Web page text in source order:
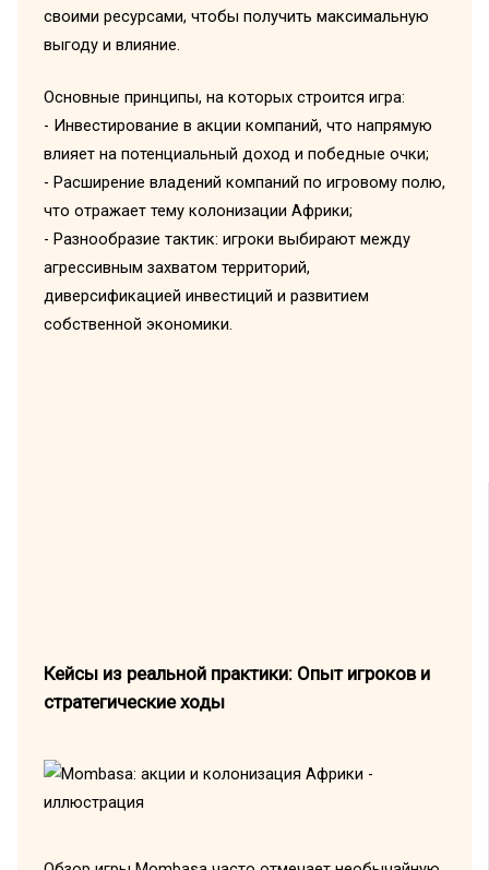
своими ресурсами, чтобы получить максимальную
выгоду и влияние.
Основные принципы, на которых строится игра:
- Инвестирование в акции компаний, что напрямую
влияет на потенциальный доход и победные очки;
- Расширение владений компаний по игровому полю,
что отражает тему колонизации Африки;
- Разнообразие тактик: игроки выбирают между
агрессивным захватом территорий,
диверсификацией инвестиций и развитием
собственной экономики.
Кейсы из реальной практики: Опыт игроков и
стратегические ходы